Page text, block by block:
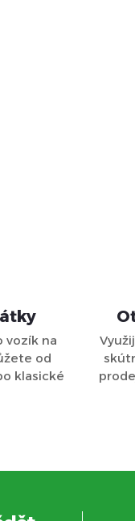
vozík na
od
klasické